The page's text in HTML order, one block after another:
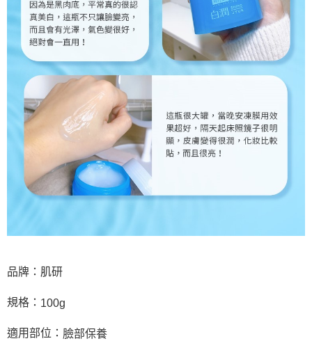
品牌：肌研
規格： 100g
適用部位： 臉部保養